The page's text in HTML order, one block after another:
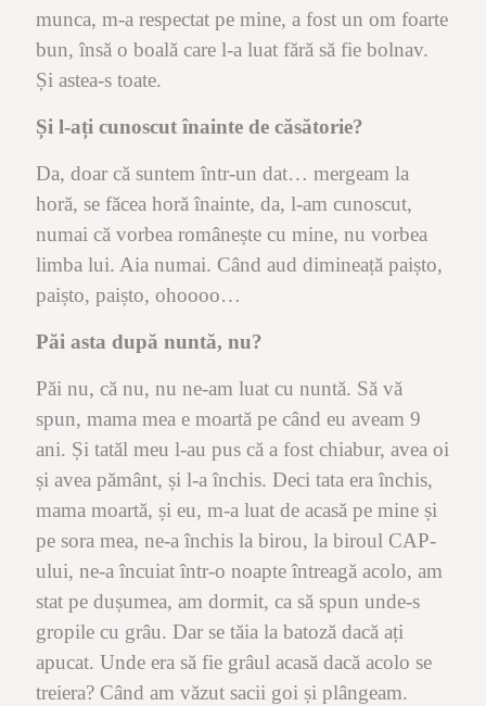
munca, m-a respectat pe mine, a fost un om foarte
bun, însă o boală care l-a luat fără să fie bolnav.
Și astea-s toate.
Și l-ați cunoscut înainte de căsătorie?
Da, doar că suntem într-un dat… mergeam la
horă, se făcea horă înainte, da, l-am cunoscut,
numai că vorbea românește cu mine, nu vorbea
limba lui. Aia numai. Când aud dimineață paișto,
paișto, paișto, ohoooo…
Păi asta după nuntă, nu?
Păi nu, că nu, nu ne-am luat cu nuntă. Să vă
spun, mama mea e moartă pe când eu aveam 9
ani. Și tatăl meu l-au pus că a fost chiabur, avea oi
și avea pământ, și l-a închis. Deci tata era închis,
mama moartă, și eu, m-a luat de acasă pe mine și
pe sora mea, ne-a închis la birou, la biroul CAP-
ului, ne-a încuiat într-o noapte întreagă acolo, am
stat pe dușumea, am dormit, ca să spun unde-s
gropile cu grâu. Dar se tăia la batoză dacă ați
apucat. Unde era să fie grâul acasă dacă acolo se
treiera? Când am văzut sacii goi și plângeam.